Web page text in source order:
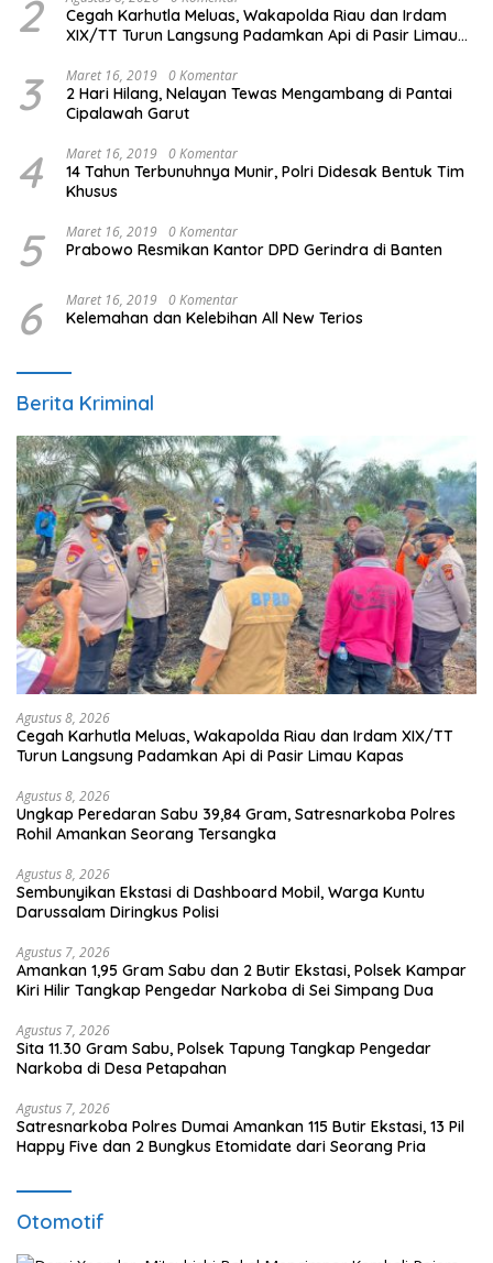
2
Cegah Karhutla Meluas, Wakapolda Riau dan Irdam
XIX/TT Turun Langsung Padamkan Api di Pasir Limau
3 Maret 16, 2019 0 Komentar
2 Hari Hilang, Nelayan Tewas Mengambang di Pantai
Cipalawah Garut
4 Maret 16, 2019 0 Komentar
14 Tahun Terbunuhnya Munir, Polri Didesak Bentuk Tim
Khusus
5 Maret 16, 2019 0 Komentar
Prabowo Resmikan Kantor DPD Gerindra di Banten
6 Maret 16, 2019 0 Komentar
Kelemahan dan Kelebihan All New Terios
Berita Kriminal
Agustus 8, 2026
Cegah Karhutla Meluas, Wakapolda Riau dan Irdam XIX/TT
Turun Langsung Padamkan Api di Pasir Limau Kapas
Agustus 8, 2026
Ungkap Peredaran Sabu 39,84 Gram, Satresnarkoba Polres
Rohil Amankan Seorang Tersangka
Agustus 8, 2026
Sembunyikan Ekstasi di Dashboard Mobil, Warga Kuntu
Darussalam Diringkus Polisi
Agustus 7, 2026
Amankan 1,95 Gram Sabu dan 2 Butir Ekstasi, Polsek Kampar
Kiri Hilir Tangkap Pengedar Narkoba di Sei Simpang Dua
Agustus 7, 2026
Sita 11.30 Gram Sabu, Polsek Tapung Tangkap Pengedar
Narkoba di Desa Petapahan
Agustus 7, 2026
Satresnarkoba Polres Dumai Amankan 115 Butir Ekstasi, 13 Pil
Happy Five dan 2 Bungkus Etomidate dari Seorang Pria
Otomotif